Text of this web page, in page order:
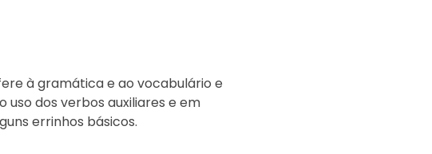
à gramática e ao vocabulário e
uso dos verbos auxiliares e em
errinhos básicos.